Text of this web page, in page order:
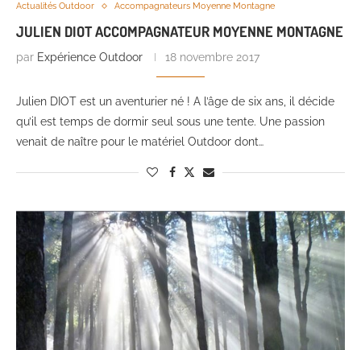
Actualités Outdoor Accompagnateurs Moyenne Montagne
JULIEN DIOT ACCOMPAGNATEUR MOYENNE MONTAGNE
par Expérience Outdoor 18 novembre 2017
Julien DIOT est un aventurier né ! A l’âge de six ans, il décide
qu’il est temps de dormir seul sous une tente. Une passion
venait de naître pour le matériel Outdoor dont…